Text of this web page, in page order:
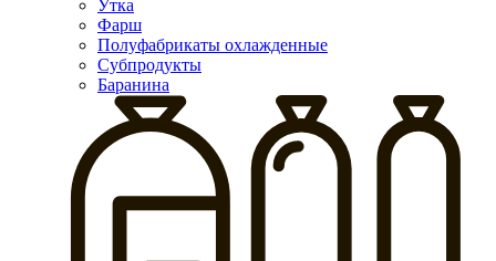
Утка
Фарш
Полуфабрикаты охлажденные
Субпродукты
Баранина